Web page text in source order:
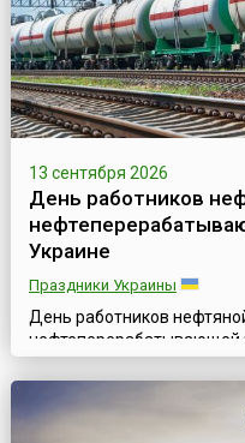
13 сентября 2026
День работников
Украине
Праздники Украины
День работников
нефтеперерабатывающей
працівників нафтової,
промисловості)
воскресенье сентября,
302/93 от 12 августа